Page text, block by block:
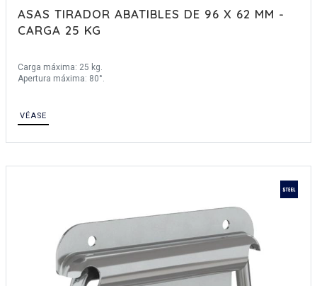
ASAS TIRADOR ABATIBLES DE 96 X 62 MM -
CARGA 25 KG
Carga máxima: 25 kg.
Apertura máxima: 80°.
VÉASE